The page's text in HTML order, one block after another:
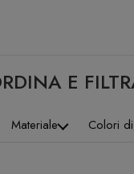
E
Materiale Colori